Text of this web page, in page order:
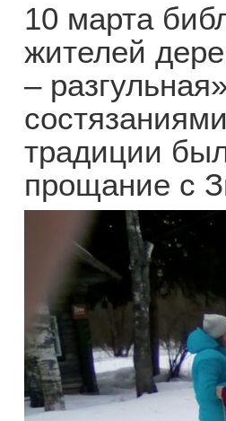
10 марта
жителей
–
традиции
прощание с